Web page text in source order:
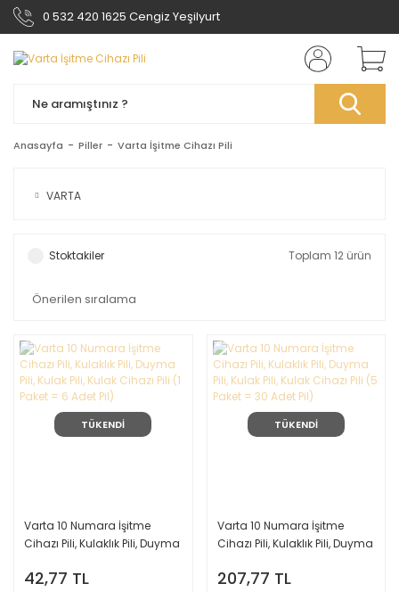
0 532 420 1625 Cengiz Yeşilyurt
Anasayfa Piller Varta İşitme Cihazı Pili
VARTA
Stoktakiler Toplam 12 ürün
TÜKENDİ
Varta 10 Numara İşitme
Cihazı Pili, Kulaklık Pili, Duyma
(1 Paket = 6 Adet Pil)
42,77 TL
TÜKENDİ
Varta 10 Numara İşitme
Cihazı Pili, Kulaklık Pili, Duyma
(5 Paket = 30 Adet Pil)
207,77 TL